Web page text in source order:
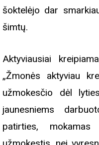
šoktelėjo dar
šimtų.
Aktyviausiai
„Žmonės aktyviau
užmokesčio dėl
jaunesniems
patirties,